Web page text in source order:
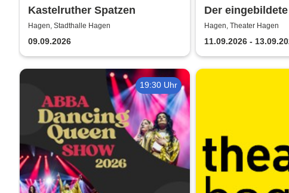
Kastelruther Spatzen
Hagen, Stadthalle Hagen
09.09.2026
Der
Theater Hagen
Hagen, Theater Hagen
11.09.2026 -
19:30 Uhr